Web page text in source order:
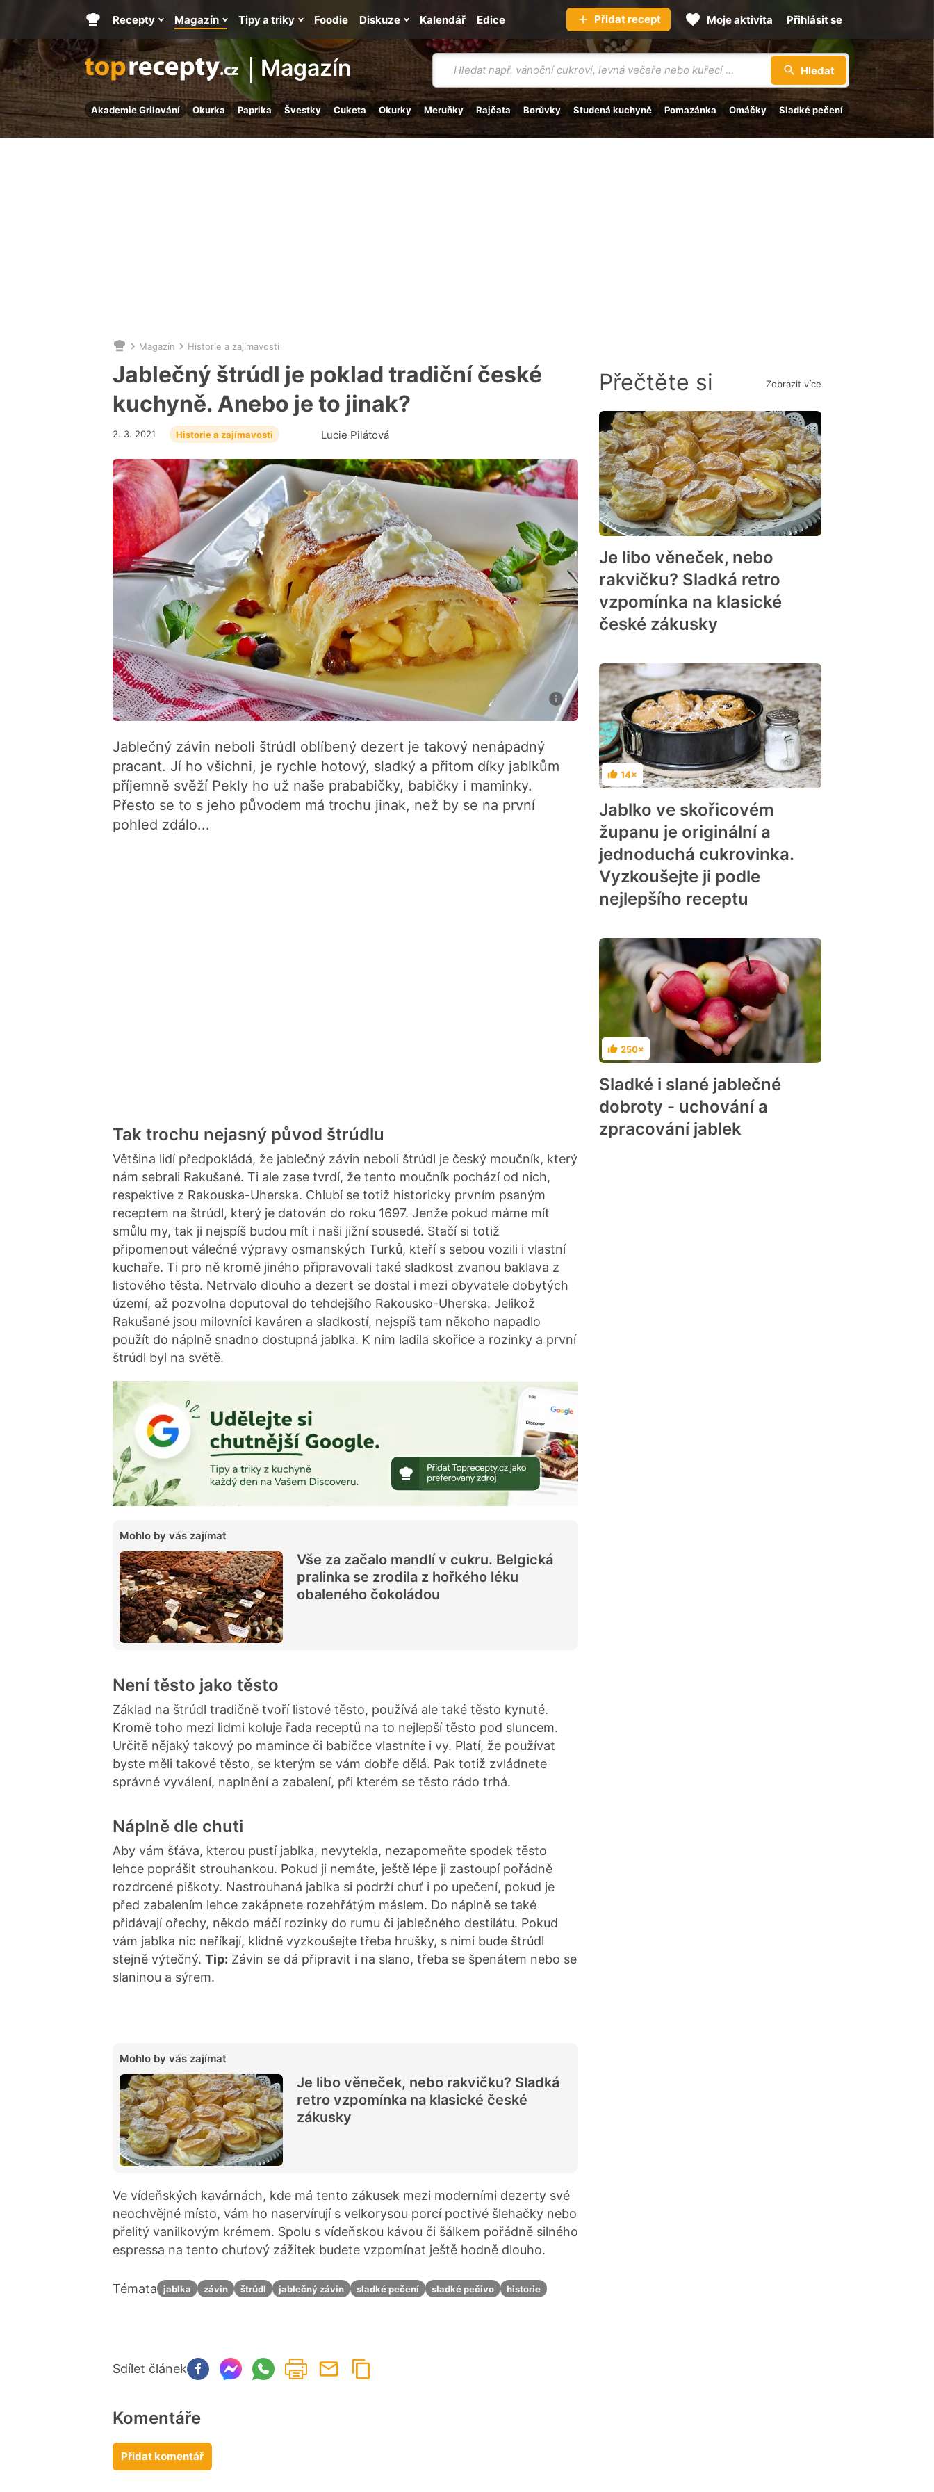
Magazín
Vyhledávání
Hledat
Akademie Grilování Okurka Paprika Švestky Cuketa Okurky Meruňky Rajčata Borůvky Studená kuchyně Pomazánka Omáčky Sladké pečení
Hlavní
stránka
Recepty Magazín Tipy a triky Kalendář
Foodie Diskuze Edice Přidat recept Moje aktivita Přihlásit se
Nacházíte
se
zde:
Magazín Historie a zajímavosti
Jablečný štrúdl je poklad tradiční české
kuchyně. Anebo je to jinak?
Lucie Pilátová
2. 3. 2021 Historie a zajímavosti
Jablečný závin neboli štrúdl oblíbený dezert je takový nenápadný
pracant. Jí ho všichni, je rychle hotový, sladký a přitom díky jablkům
příjemně svěží Pekly ho už naše prababičky, babičky i maminky.
Přesto se to s jeho původem má trochu jinak, než by se na první
pohled zdálo...
Tak trochu nejasný původ štrúdlu
Většina lidí předpokládá, že jablečný závin neboli štrúdl je český moučník, který
nám sebrali Rakušané. Ti ale zase tvrdí, že tento moučník pochází od nich,
respektive z Rakouska-Uherska. Chlubí se totiž historicky prvním psaným
receptem na štrúdl, který je datován do roku 1697. Jenže pokud máme mít
smůlu my, tak ji nejspíš budou mít i naši jižní sousedé. Stačí si totiž
připomenout válečné výpravy osmanských Turků, kteří s sebou vozili i vlastní
kuchaře. Ti pro ně kromě jiného připravovali také sladkost zvanou baklava z
listového těsta. Netrvalo dlouho a dezert se dostal i mezi obyvatele dobytých
území, až pozvolna doputoval do tehdejšího Rakousko-Uherska. Jelikož
Rakušané jsou milovníci kaváren a sladkostí, nejspíš tam někoho napadlo
použít do náplně snadno dostupná jablka. K nim ladila skořice a rozinky a první
štrúdl byl na světě.
Mohlo by vás zajímat
Vše za začalo mandlí v cukru. Belgická
pralinka se zrodila z hořkého léku
obaleného čokoládou
Není těsto jako těsto
Základ na štrúdl tradičně tvoří listové těsto, používá ale také těsto kynuté.
Kromě toho mezi lidmi koluje řada receptů na to nejlepší těsto pod sluncem.
Určitě nějaký takový po mamince či babičce vlastníte i vy. Platí, že používat
byste měli takové těsto, se kterým se vám dobře dělá. Pak totiž zvládnete
správné vyválení, naplnění a zabalení, při kterém se těsto rádo trhá.
Náplně dle chuti
Aby vám šťáva, kterou pustí jablka, nevytekla, nezapomeňte spodek těsto
lehce poprášit strouhankou. Pokud ji nemáte, ještě lépe ji zastoupí pořádně
rozdrcené piškoty. Nastrouhaná jablka si podrží chuť i po upečení, pokud je
před zabalením lehce zakápnete rozehřátým máslem. Do náplně se také
přidávají ořechy, někdo máčí rozinky do rumu či jablečného destilátu. Pokud
vám jablka nic neříkají, klidně vyzkoušejte třeba hrušky, s nimi bude štrúdl
stejně výtečný. Tip: Závin se dá připravit i na slano, třeba se špenátem nebo se
slaninou a sýrem.
Mohlo by vás zajímat
Je libo věneček, nebo rakvičku? Sladká
retro vzpomínka na klasické české
zákusky
Ve vídeňských kavárnách, kde má tento zákusek mezi moderními dezerty své
neochvějné místo, vám ho naservírují s velkorysou porcí poctivé šlehačky nebo
přelitý vanilkovým krémem. Spolu s vídeňskou kávou či šálkem pořádně silného
espressa na tento chuťový zážitek budete vzpomínat ještě hodně dlouho.
Témata jablka závin štrúdl jablečný závin sladké pečení sladké pečivo historie
Sdílet článek
Komentáře
Přidat komentář
Přečtěte si Zobrazit více
Je libo věneček, nebo
rakvičku? Sladká retro
vzpomínka na klasické
české zákusky
Hodnocení
14×
Jablko ve skořicovém
županu je originální a
jednoduchá cukrovinka.
Vyzkoušejte ji podle
nejlepšího receptu
Hodnocení
250×
Sladké i slané jablečné
dobroty - uchování a
zpracování jablek